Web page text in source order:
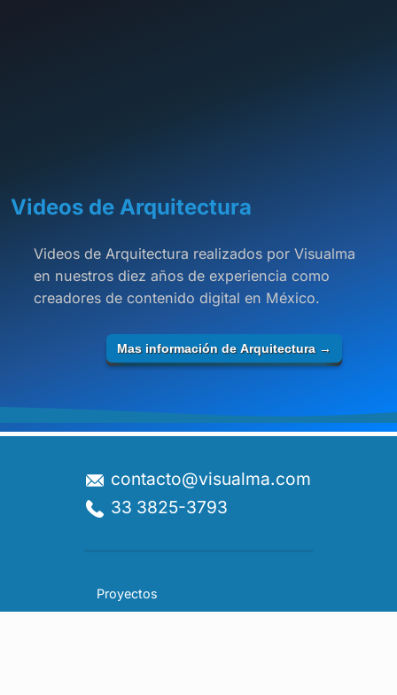
Videos de Arquitectura
Videos de Arquitectura realizados por Visualma
en nuestros diez años de experiencia como
creadores de contenido digital en México.
Mas información deArquitectura→
Proyectos
contacto@visualma.com
33 3825-3793